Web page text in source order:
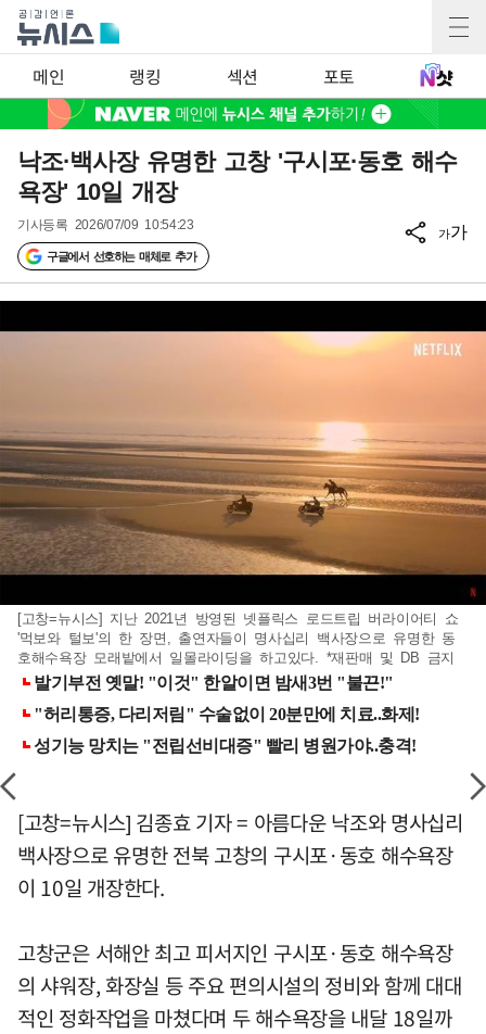
메인 랭킹 섹션 포토
낙조·백사장 유명한 고창 '구시포·동호 해수
욕장' 10일 개장
기사등록 2026/07/09 10:54:23
구글에서 선호하는 매체로 추가
가가
[고창=뉴시스] 지난 2021년 방영된 넷플릭스 로드트립 버라이어티 쇼
'먹보와 털보'의 한 장면, 출연자들이 명사십리 백사장으로 유명한 동
호해수욕장 모래밭에서 일몰라이딩을 하고있다. *재판매 및 DB 금지
[고창=뉴시스] 김종효 기자 = 아름다운 낙조와 명사십리
백사장으로 유명한 전북 고창의 구시포·동호 해수욕장
이 10일 개장한다.
고창군은 서해안 최고 피서지인 구시포·동호 해수욕장
의 샤워장, 화장실 등 주요 편의시설의 정비와 함께 대대
적인 정화작업을 마쳤다며 두 해수욕장을 내달 18일까